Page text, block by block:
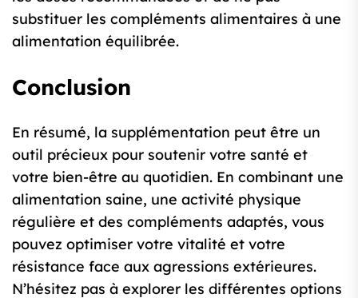
substituer les compléments alimentaires à une
alimentation équilibrée.
Conclusion
En résumé, la supplémentation peut être un
outil précieux pour soutenir votre santé et
votre bien-être au quotidien. En combinant une
alimentation saine, une activité physique
régulière et des compléments adaptés, vous
pouvez optimiser votre vitalité et votre
résistance face aux agressions extérieures.
N’hésitez pas à explorer les différentes options